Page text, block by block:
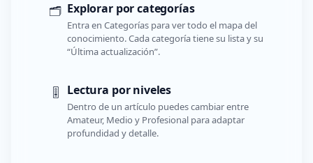
🗂️ Explorar por categorías
Entra en Categorías para ver todo el mapa del
conocimiento. Cada categoría tiene su lista y su
“Última actualización”.
🎚️ Lectura por niveles
Dentro de un artículo puedes cambiar entre
Amateur, Medio y Profesional para adaptar
profundidad y detalle.